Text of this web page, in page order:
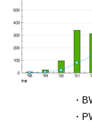
・
・